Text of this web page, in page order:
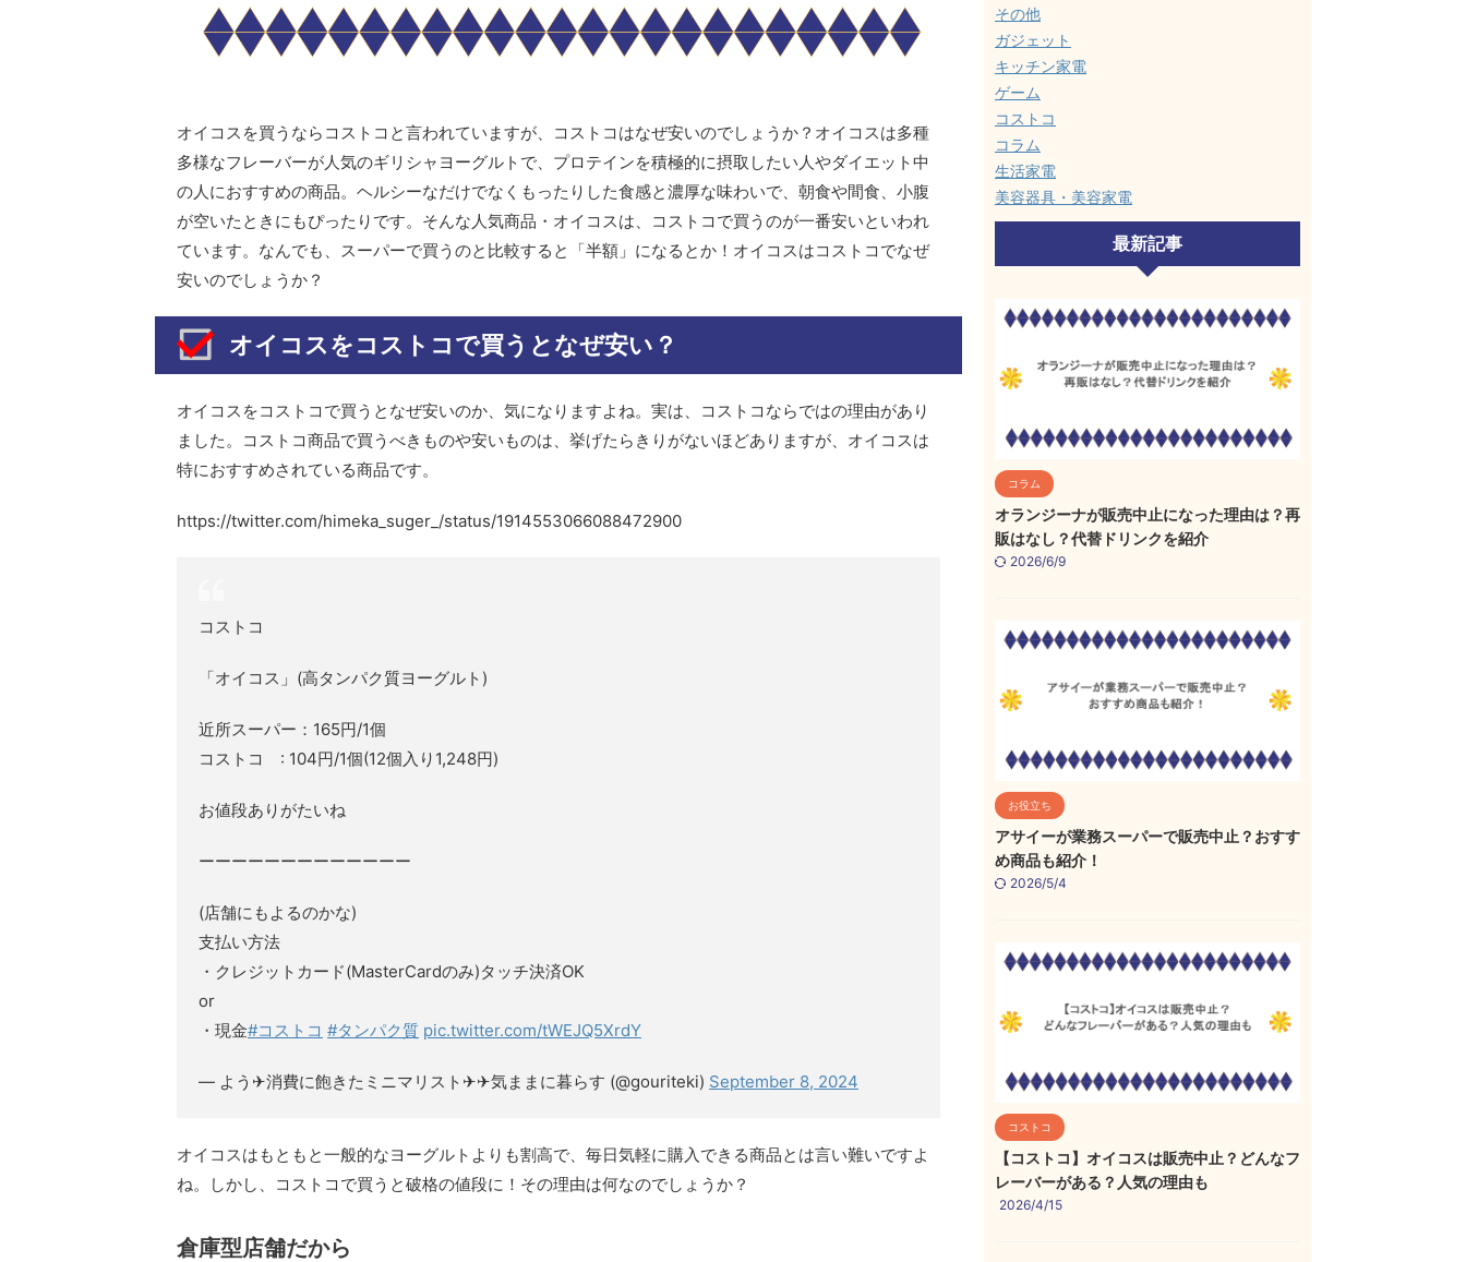
オイコスを買うならコストコと言われていますが、コストコはなぜ安いのでしょうか？オイコスは多種
多様なフレーバーが人気のギリシャヨーグルトで、プロテインを積極的に摂取したい人やダイエット中
の人におすすめの商品。ヘルシーなだけでなくもったりした食感と濃厚な味わいで、朝食や間食、小腹
が空いたときにもぴったりです。そんな人気商品・オイコスは、コストコで買うのが一番安いといわれ
ています。なんでも、スーパーで買うのと比較すると「半額」になるとか！オイコスはコストコでなぜ
安いのでしょうか？
オイコスをコストコで買うとなぜ安い？
オイコスをコストコで買うとなぜ安いのか、気になりますよね。実は、コストコならではの理由があり
ました。コストコ商品で買うべきものや安いものは、挙げたらきりがないほどありますが、オイコスは
特におすすめされている商品です。
https://twitter.com/himeka_suger_/status/1914553066088472900
コストコ
「オイコス」(高タンパク質ヨーグルト)
近所スーパー：165円/1個
コストコ : 104円/1個(12個入り1,248円)
お値段ありがたいね
ーーーーーーーーーーーーー
(店舗にもよるのかな)
支払い方法
・クレジットカード(MasterCardのみ)タッチ決済OK
or
・現金#コストコ #タンパク質 pic.twitter.com/tWEJQ5XrdY
— よう✈消費に飽きたミニマリスト✈✈気ままに暮らす (@gouriteki) September 8, 2024
オイコスはもともと一般的なヨーグルトよりも割高で、毎日気軽に購入できる商品とは言い難いですよ
ね。しかし、コストコで買うと破格の値段に！その理由は何なのでしょうか？
倉庫型店舗だから
その他
ガジェット
キッチン家電
ゲーム
コストコ
コラム
生活家電
美容器具・美容家電
最新記事
コラム
オランジーナが販売中止になった理由は？再
販はなし？代替ドリンクを紹介
2026/6/9
お役立ち
アサイーが業務スーパーで販売中止？おすす
め商品も紹介！
2026/5/4
コストコ
【コストコ】オイコスは販売中止？どんなフ
レーバーがある？人気の理由も
2026/4/15